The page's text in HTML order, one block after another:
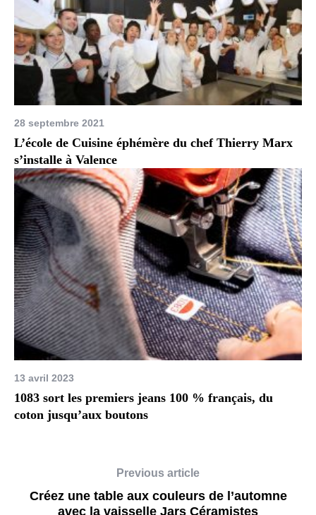
28 septembre 2021
L’école de Cuisine éphémère du chef Thierry Marx
s’installe à Valence
13 avril 2023
1083 sort les premiers jeans 100 % français, du
coton jusqu’aux boutons
Previous article
Créez une table aux couleurs de l’automne
avec la vaisselle Jars Céramistes